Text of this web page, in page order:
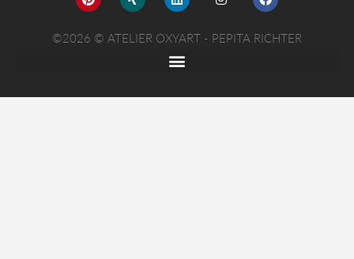
©2026 © ATELIER OXYART - PEPITA RICHTER